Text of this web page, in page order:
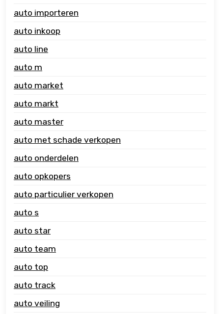
auto importeren
auto inkoop
auto line
auto m
auto market
auto markt
auto master
auto met schade verkopen
auto onderdelen
auto opkopers
auto particulier verkopen
auto s
auto star
auto team
auto top
auto track
auto veiling